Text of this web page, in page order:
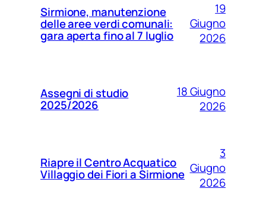
Sirmione, manutenzione
delle aree verdi comunali:
gara aperta fino al 7 luglio
19
Giugno
2026
Assegni di studio
2025/2026
18 Giugno
2026
Riapre il Centro Acquatico
Villaggio dei Fiori a Sirmione
3
Giugno
2026